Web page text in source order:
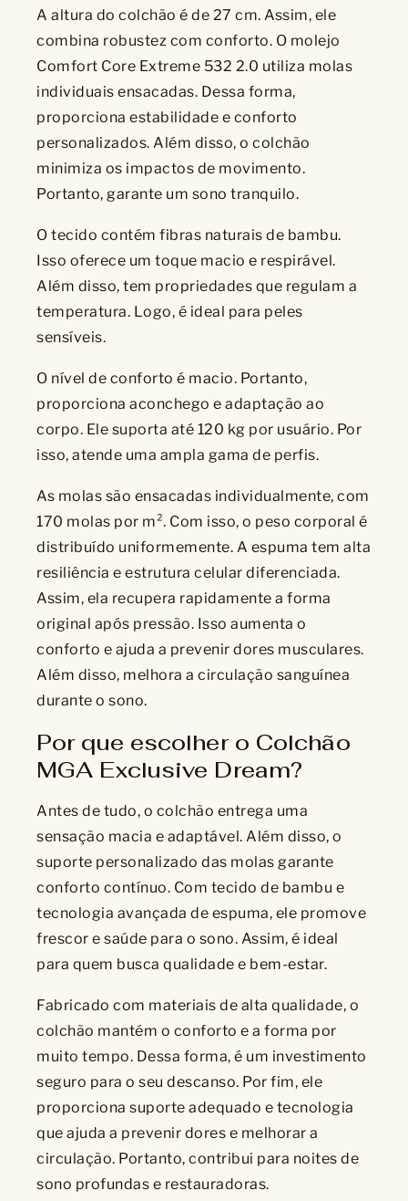
A altura do colchão é de 27 cm. Assim, ele
combina robustez com conforto. O molejo
Comfort Core Extreme 532 2.0 utiliza molas
individuais ensacadas. Dessa forma,
proporciona estabilidade e conforto
personalizados. Além disso, o colchão
minimiza os impactos de movimento.
Portanto, garante um sono tranquilo.
O tecido contém fibras naturais de bambu.
Isso oferece um toque macio e respirável.
Além disso, tem propriedades que regulam a
temperatura. Logo, é ideal para peles
sensíveis.
O nível de conforto é macio. Portanto,
proporciona aconchego e adaptação ao
corpo. Ele suporta até 120 kg por usuário. Por
isso, atende uma ampla gama de perfis.
As molas são ensacadas individualmente, com
170 molas por m². Com isso, o peso corporal é
distribuído uniformemente. A espuma tem alta
resiliência e estrutura celular diferenciada.
Assim, ela recupera rapidamente a forma
original após pressão. Isso aumenta o
conforto e ajuda a prevenir dores musculares.
Além disso, melhora a circulação sanguínea
durante o sono.
Por que escolher o Colchão
MGA Exclusive Dream?
Antes de tudo, o colchão entrega uma
sensação macia e adaptável. Além disso, o
suporte personalizado das molas garante
conforto contínuo. Com tecido de bambu e
tecnologia avançada de espuma, ele promove
frescor e saúde para o sono. Assim, é ideal
para quem busca qualidade e bem-estar.
Fabricado com materiais de alta qualidade, o
colchão mantém o conforto e a forma por
muito tempo. Dessa forma, é um investimento
seguro para o seu descanso. Por fim, ele
proporciona suporte adequado e tecnologia
que ajuda a prevenir dores e melhorar a
circulação. Portanto, contribui para noites de
sono profundas e restauradoras.